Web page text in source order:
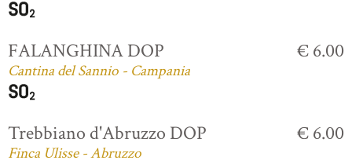
FALANGHINA DOP
Cantina del Sannio - Campania
€ 6.00
Trebbiano d'Abruzzo DOP
Finca Ulisse - Abruzzo
€ 6.00